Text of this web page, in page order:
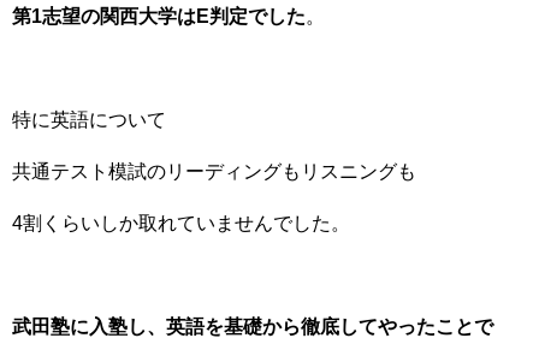
第1志望の関西大学はE判定でした。
特に英語について
共通テスト模試のリーディングもリスニングも
4割くらいしか取れていませんでした。
武田塾に入塾し、英語を基礎から徹底してやったことで